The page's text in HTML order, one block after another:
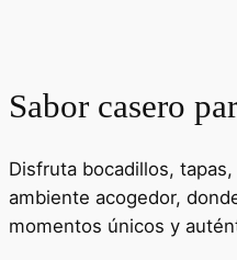
Sabor casero
Disfruta bocadillos,
ambiente acogedor,
momentos únicos y